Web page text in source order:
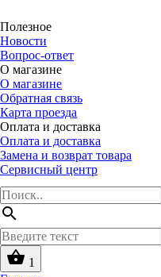
Полезное
Новости
Вопрос-ответ
О магазине
О магазине
Обратная связь
Карта проезда
Оплата и доставка
Оплата и доставка
Замена и возврат товара
Сервисный центр
search
shopping_basket 1